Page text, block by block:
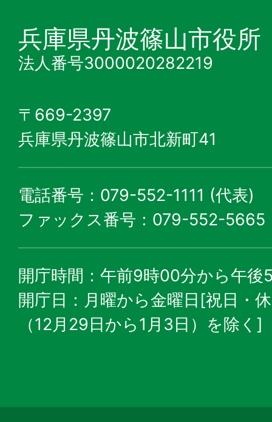
兵庫県丹波篠山市役所
法人番号3000020282219
〒669-2397
兵庫県丹波篠山市北新町41
電話番号：079-552-1111 (代表)
ファックス番号：079-552-5665
開庁時間：午前9時00分から午後
開庁日：月曜から金曜日[祝日・
（12月29日から1月3日）を除く]